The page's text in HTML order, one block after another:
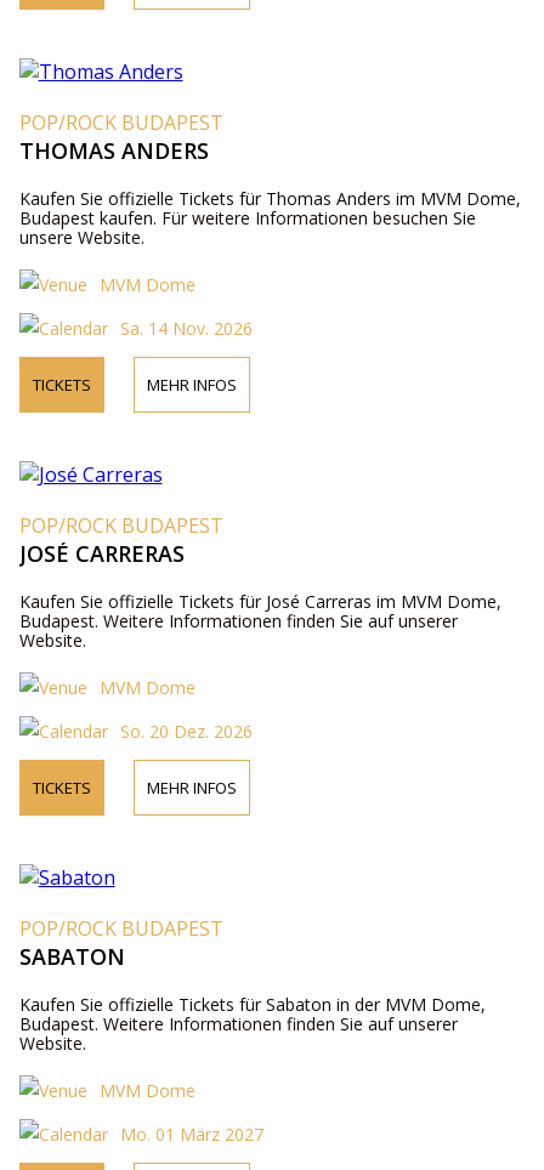
POP/ROCK BUDAPEST
THOMAS ANDERS
Kaufen Sie offizielle Tickets für Thomas Anders im MVM Dome,
Budapest kaufen. Für weitere Informationen besuchen Sie
unsere Website.
MVM Dome
Sa. 14 Nov. 2026
TICKETS MEHR INFOS
POP/ROCK BUDAPEST
JOSÉ CARRERAS
Kaufen Sie offizielle Tickets für José Carreras im MVM Dome,
Budapest. Weitere Informationen finden Sie auf unserer
Website.
MVM Dome
So. 20 Dez. 2026
TICKETS MEHR INFOS
POP/ROCK BUDAPEST
SABATON
Kaufen Sie offizielle Tickets für Sabaton in der MVM Dome,
Budapest. Weitere Informationen finden Sie auf unserer
Website.
MVM Dome
Mo. 01 März 2027